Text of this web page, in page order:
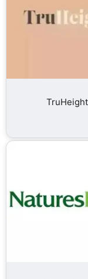
TruHeight